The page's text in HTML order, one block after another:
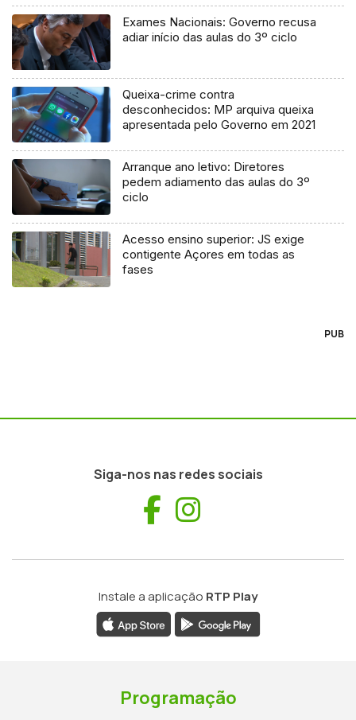
Exames Nacionais: Governo recusa
adiar início das aulas do 3º ciclo
Queixa-crime contra
desconhecidos: MP arquiva queixa
apresentada pelo Governo em 2021
Arranque ano letivo: Diretores
pedem adiamento das aulas do 3º
ciclo
Acesso ensino superior: JS exige
contigente Açores em todas as
fases
PUB
Siga-nos nas redes sociais
Facebook
Instale a aplicação RTP Play
Programação